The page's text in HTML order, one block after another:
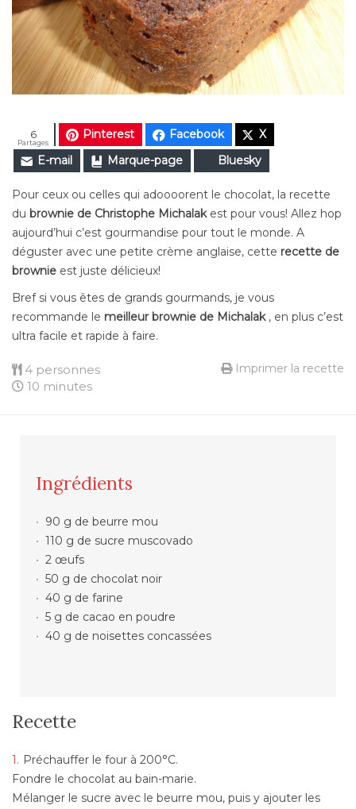
Pinterest Facebook
X
E-mail
Marque-page Bluesky
Partages
6
Pour ceux ou celles qui adoooorent le chocolat, la recette
du brownie de Christophe Michalakest pour vous! Allez hop
aujourd’hui c’est gourmandise pour tout le monde. A
déguster avec une petite crème anglaise, cette recette de
brownie est juste délicieux!
Bref si vous êtes de grands gourmands, je vous
recommande le meilleur brownie de Michalak, en plus c’est
ultra facile et rapide à faire.
4 personnes
10 minutes
Imprimer la recette
Ingrédients
90 g de beurre mou
110 g de sucre muscovado
2 œufs
50 g de chocolat noir
40 g de farine
5 g de cacao en poudre
40 g de noisettes concassées
Recette
Préchauffer le four à 200°C.
Fondre le chocolat au bain-marie.
Mélanger le sucre avec le beurre mou, puis y ajouter les